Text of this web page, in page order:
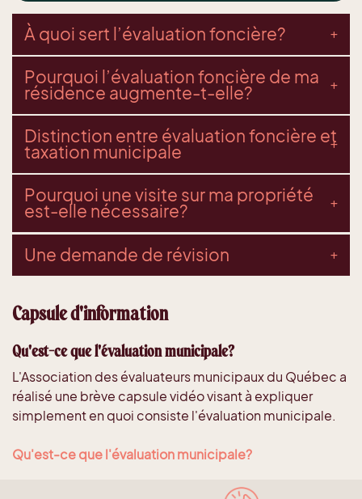
À quoi sert l’évaluation foncière?
Pourquoi l’évaluation foncière de ma
résidence augmente-t-elle?
Distinction entre évaluation foncière et
taxation municipale
Pourquoi une visite sur ma propriété
est-elle nécessaire?
Une demande de révision
Capsule d'information
Qu'est-ce que l'évaluation municipale?
L'Association des évaluateurs municipaux du Québec a
réalisé une brève capsule vidéo visant à expliquer
simplement en quoi consiste l'évaluation municipale.
Qu'est-ce que l'évaluation municipale?